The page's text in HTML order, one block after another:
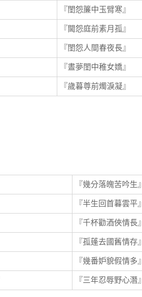
『閨怨簾中玉臂寒』
『閫怨庭前素月孤』
『閨怨人間春夜長』
『晝夢閨中稚女嬌』
『歲暮尊前燭淚凝』
『幾分落魄苦吟生』
『半生回首暮雲平』
『千杯勸酒俠情長』
『孤蓬去國舊情存』
『幾番妒貌假情多』
『三年忍辱野心潛』